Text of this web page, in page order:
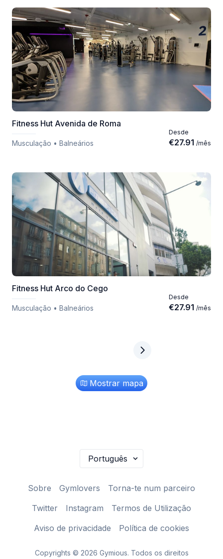
Fitness Hut Avenida de Roma
Musculação • Balneários
Desde
€27.91 /mês
Fitness Hut Arco do Cego
Musculação • Balneários
Desde
€27.91 /mês
Mostrar mapa
Sobre Gymlovers
Torna-te num parceiro
Twitter
Instagram
Termos de Utilização
Aviso de privacidade
Política de cookies
Copyrights © 2026 Gymious. Todos os direitos